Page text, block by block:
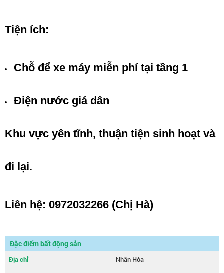
Tiện ích:
Chỗ để xe máy miễn phí tại tầng 1
Điện nước giá dân
Khu vực yên tĩnh, thuận tiện sinh hoạt và
đi lại.
Liên hệ: 0972032266 (Chị Hà)
Đặc điểm bất động sản
Địa chỉ
Nhân Hòa